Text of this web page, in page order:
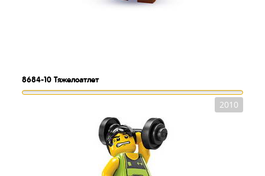
8684-10 Тяжелоатлет
2010